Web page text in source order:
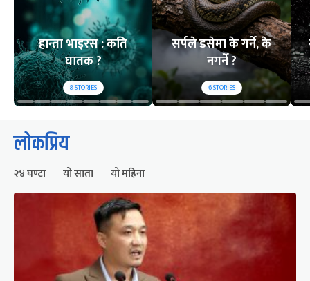
हान्ता भाइरस : कति
घातक ?
8STORIES
सर्पले डसेमा के गर्ने, के
नगर्ने ?
6STORIES
लोकप्रिय
२४ घण्टा यो साता यो महिना